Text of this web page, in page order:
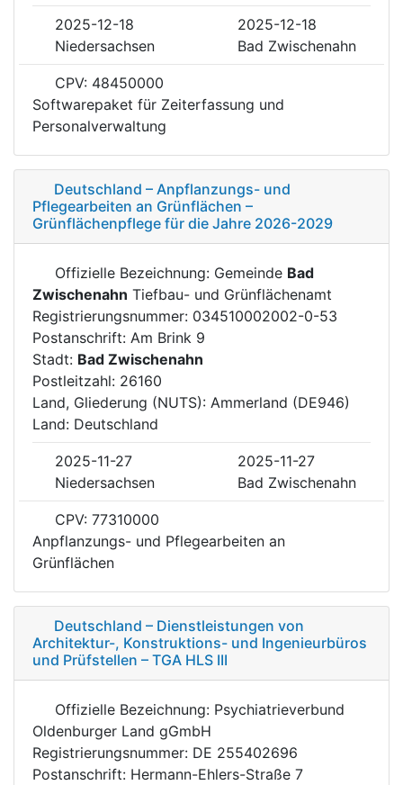
2025-12-18
2025-12-18
Niedersachsen
Bad Zwischenahn
CPV: 48450000
Softwarepaket für Zeiterfassung und
Personalverwaltung
Deutschland – Anpflanzungs- und
Pflegearbeiten an Grünflächen –
Grünflächenpflege für die Jahre 2026-2029
Offizielle Bezeichnung: Gemeinde Bad
Zwischenahn Tiefbau- und Grünflächenamt
Registrierungsnummer: 034510002002-0-53
Postanschrift: Am Brink 9
Stadt: Bad Zwischenahn
Postleitzahl: 26160
Land, Gliederung (NUTS): Ammerland (DE946)
Land: Deutschland
2025-11-27
2025-11-27
Niedersachsen
Bad Zwischenahn
CPV: 77310000
Anpflanzungs- und Pflegearbeiten an
Grünflächen
Deutschland – Dienstleistungen von
Architektur-, Konstruktions- und Ingenieurbüros
und Prüfstellen – TGA HLS III
Offizielle Bezeichnung: Psychiatrieverbund
Oldenburger Land gGmbH
Registrierungsnummer: DE 255402696
Postanschrift: Hermann-Ehlers-Straße 7